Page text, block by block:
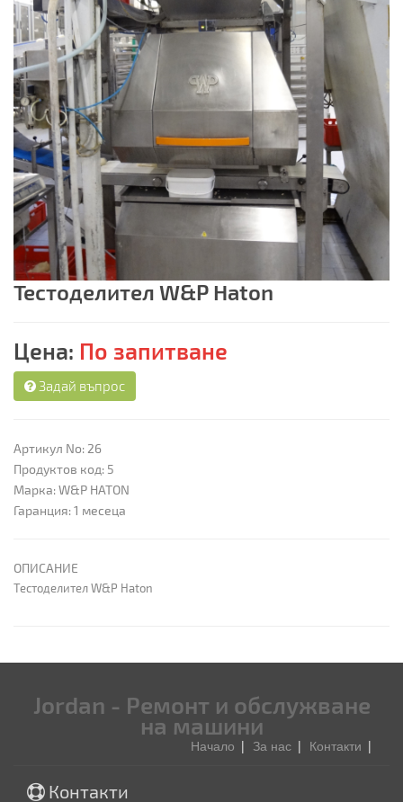
Тестоделител W&P Haton
Цена: По запитване
Задай въпрос
Артикул No: 26
Продуктов код: 5
Марка: W&P HATON
Гаранция: 1 месеца
ОПИСАНИЕ
Тестоделител W&P Haton
Jordan - Ремонт и обслужване
на машини
Начало За нас Контакти
Контакти